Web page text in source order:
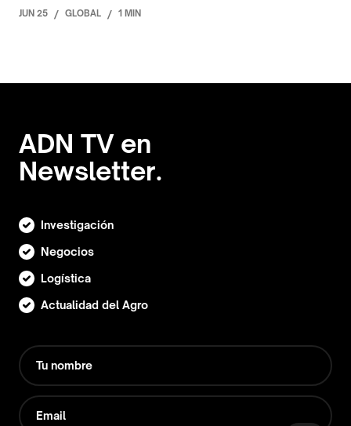
JUN 25 / GLOBAL / 1 MIN
ADN TV en
Newsletter.
Investigación
Negocios
Logística
Actualidad del Agro